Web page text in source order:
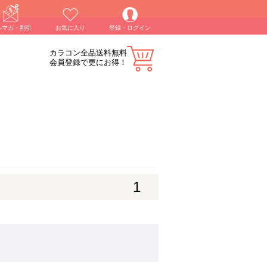
マガ・割引 お気に入り 登録・ログイン
カラコン全品送料無料
会員登録で更にお得！
1